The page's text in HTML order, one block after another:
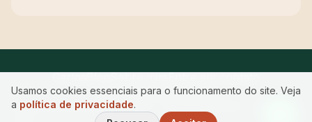
PrivacidadeAcessibilidade
© 2026 Maria Manuela Ferreira · CRP RJ 05/12843 — Começar
Usamos cookies essenciais para o funcionamento do site. Veja
a política de privacidade.